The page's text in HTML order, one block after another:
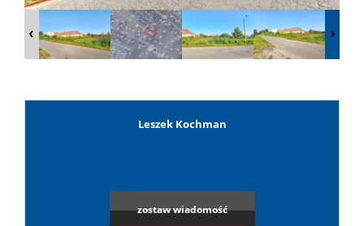
Hale
Leszek Kochman
zostaw wiadomość